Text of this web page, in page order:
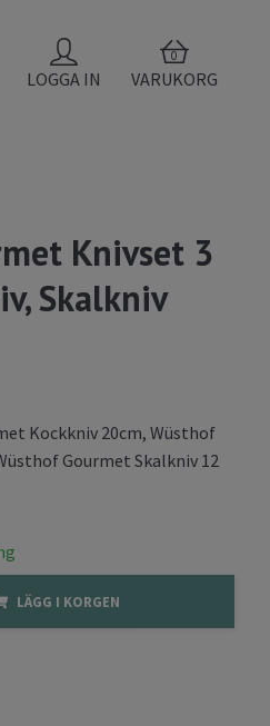
LOGGA IN
0
VARUKORG
Knivset 3
Skalkniv
Kockkniv 20cm, Wüsthof
Gourmet Skalkniv 12
LÄGG I KORGEN